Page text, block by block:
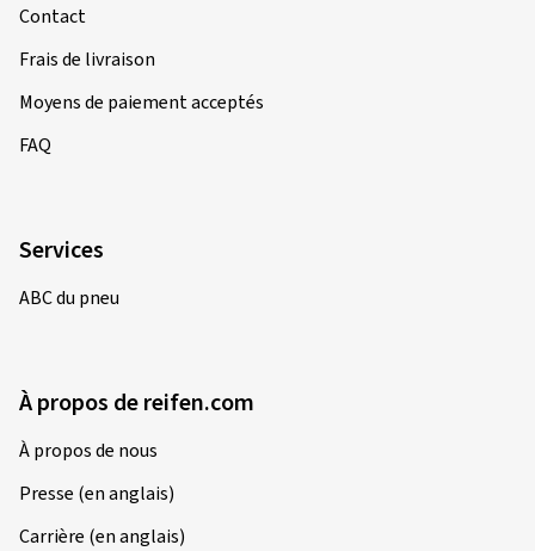
Contact
Frais de livraison
Moyens de paiement acceptés
FAQ
Services
ABC du pneu
À propos de reifen.com
À propos de nous
Presse (en anglais)
Carrière (en anglais)